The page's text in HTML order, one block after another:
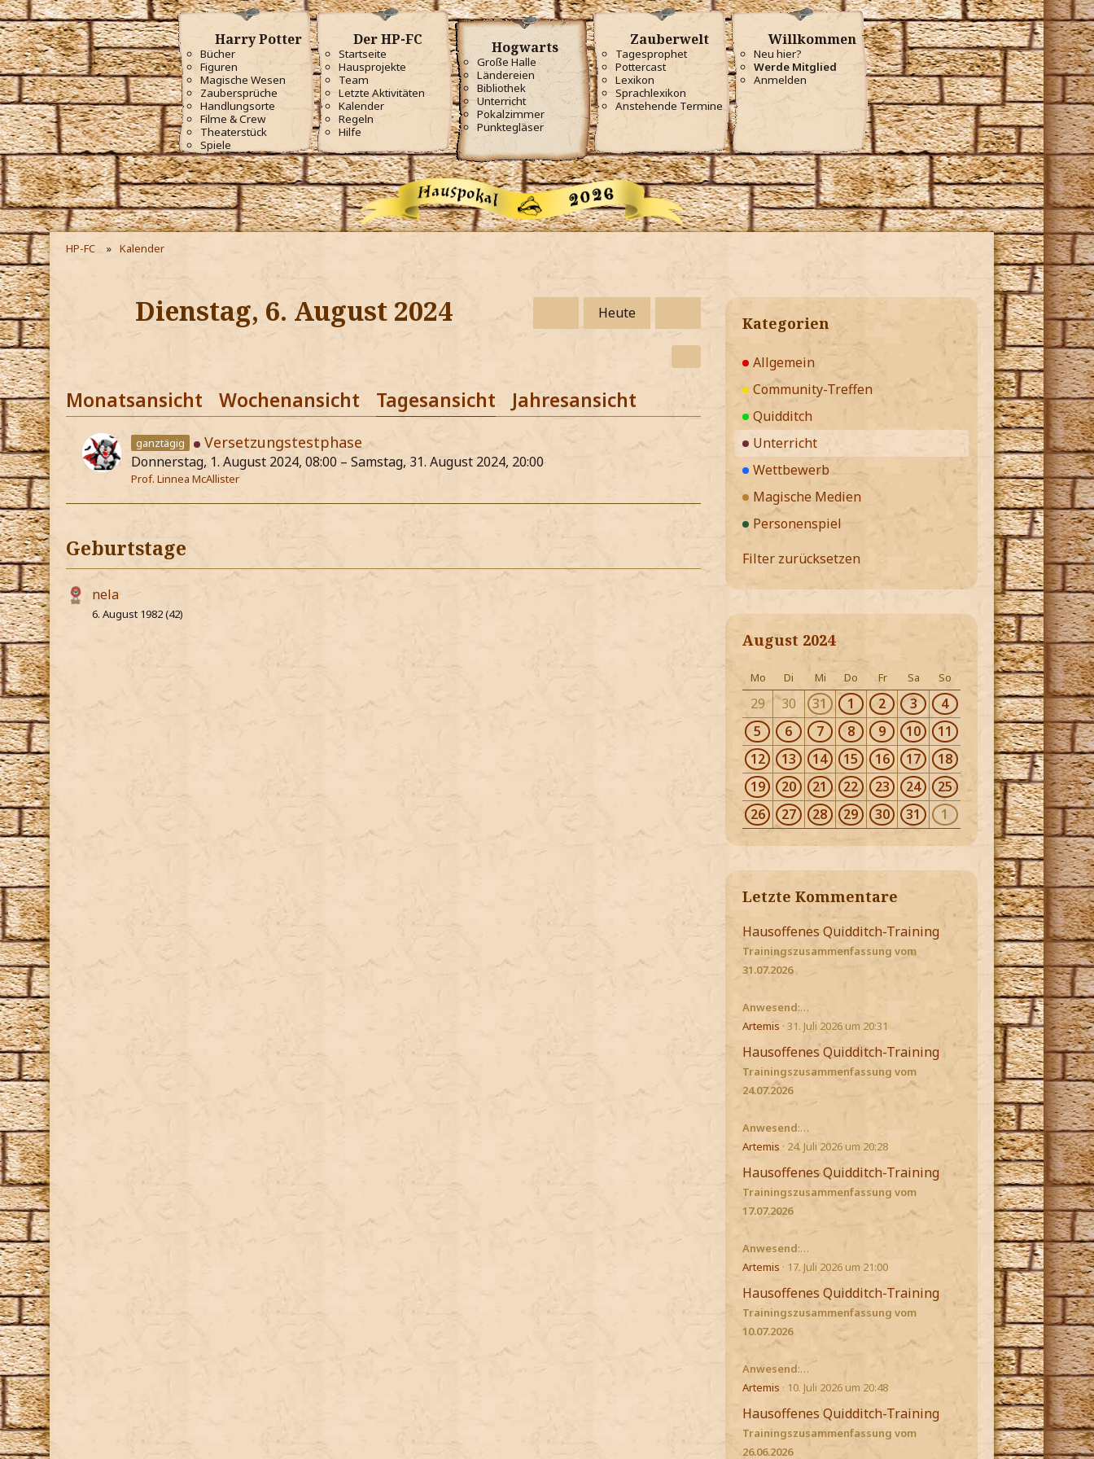
Harry Potter
Bücher
Figuren
Magische Wesen
Zaubersprüche
Handlungsorte
Filme & Crew
Theaterstück
Spiele
Der HP-FC
Startseite
Hausprojekte
Team
Letzte Aktivitäten
Kalender
Regeln
Hilfe
Hogwarts
Große Halle
Ländereien
Bibliothek
Unterricht
Pokalzimmer
Punktegläser
Zauberwelt
Tagesprophet
Pottercast
Lexikon
Sprachlexikon
Anstehende Termine
Willkommen
Neu hier?
Werde Mitglied
Anmelden
HP-FC Kalender
Dienstag, 6. August 2024 Heute
Monatsansicht Wochenansicht Tagesansicht Jahresansicht
ganztägig Versetzungstestphase
Donnerstag, 1. August 2024, 08:00 – Samstag, 31. August 2024, 20:00
Prof. Linnea McAllister
Geburtstage
nela
6. August 1982 (42)
Kategorien
Allgemein
Community-Treffen
Quidditch
Unterricht
Wettbewerb
Magische Medien
Personenspiel
Filter zurücksetzen
August 2024
Mo Di Mi Do Fr Sa So
29 30 31 1 2 3
4
5
6 7 8 9 10
11
12
13 14 15 16 17
18
19
20 21 22 23 24
25
26
27 28 29 30 31 1
Letzte Kommentare
Hausoffenes Quidditch-Training
Trainingszusammenfassung vom
31.07.2026
Anwesend:…
Artemis 31. Juli 2026 um 20:31
Hausoffenes Quidditch-Training
Trainingszusammenfassung vom
24.07.2026
Anwesend:…
Artemis
24. Juli 2026 um 20:28
Hausoffenes Quidditch-Training
Trainingszusammenfassung vom
17.07.2026
Anwesend:…
Artemis
17. Juli 2026 um 21:00
Hausoffenes Quidditch-Training
Trainingszusammenfassung vom
10.07.2026
Anwesend:…
Artemis
10. Juli 2026 um 20:48
Hausoffenes Quidditch-Training
Trainingszusammenfassung vom
26.06.2026